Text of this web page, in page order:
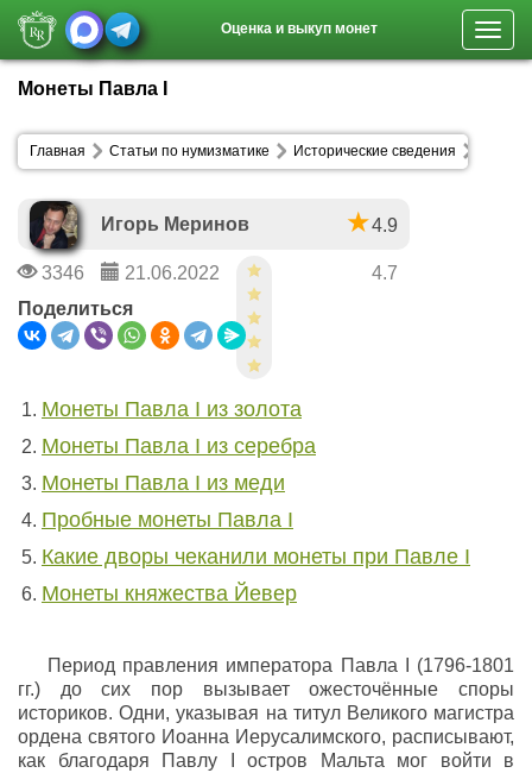
Оценка и выкуп монет
Монеты Павла I
Главная Статьи по нумизматике Исторические сведения
Игорь Меринов 4.9
3346 21.06.2022
4.7
Поделиться
Монеты Павла I из золота
Монеты Павла I из серебра
Монеты Павла I из меди
Пробные монеты Павла I
Какие дворы чеканили монеты при Павле I
Монеты княжества Йевер
Период правления императора Павла I (1796-1801
гг.) до сих пор вызывает ожесточённые споры
историков. Одни, указывая на титул Великого магистра
ордена святого Иоанна Иерусалимского, расписывают,
как благодаря Павлу I остров Мальта мог войти в